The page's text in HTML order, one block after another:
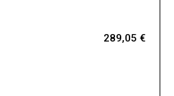
289,05 €